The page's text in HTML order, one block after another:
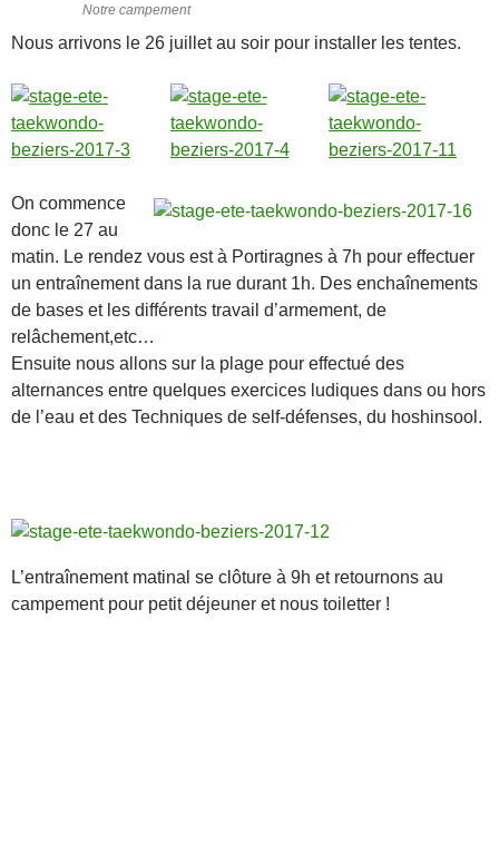
Notre campement
Nous arrivons le 26 juillet au soir pour installer les tentes.
On commence
donc le 27 au
matin. Le rendez vous est à Portiragnes à 7h pour effectuer
un entraînement dans la rue durant 1h. Des enchaînements
de bases et les différents travail d’armement, de
relâchement,etc…
Ensuite nous allons sur la plage pour effectué des
alternances entre quelques exercices ludiques dans ou hors
de l’eau et des Techniques de self-défenses, du hoshinsool.
L’entraînement matinal se clôture à 9h et retournons au
campement pour petit déjeuner et nous toiletter !